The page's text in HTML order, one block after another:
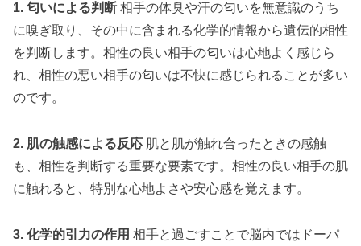
1. 匂いによる判断 相手の体臭や汗の匂いを無意識のうち
に嗅ぎ取り、その中に含まれる化学的情報から遺伝的相性
を判断します。相性の良い相手の匂いは心地よく感じら
れ、相性の悪い相手の匂いは不快に感じられることが多い
のです。
2. 肌の触感による反応 肌と肌が触れ合ったときの感触
も、相性を判断する重要な要素です。相性の良い相手の肌
に触れると、特別な心地よさや安心感を覚えます。
3. 化学的引力の作用 相手と過ごすことで脳内ではドーパ